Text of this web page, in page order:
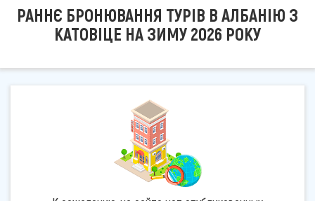
РАННЄ БРОНЮВАННЯ ТУРІВ В АЛБАНІЮ З
КАТОВІЦЕ НА ЗИМУ 2026 РОКУ